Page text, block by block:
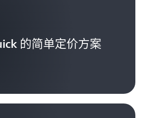
的简单定价方案